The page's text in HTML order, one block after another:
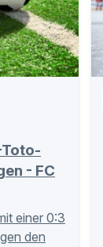
Toto-
- FC
einer 0:3
den